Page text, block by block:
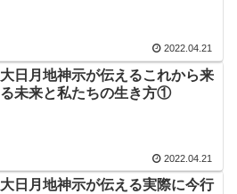
2022.04.21
大日月地神示が伝えるこれから来
る未来と私たちの生き方①
2022.04.21
大日月地神示が伝える実際に今行